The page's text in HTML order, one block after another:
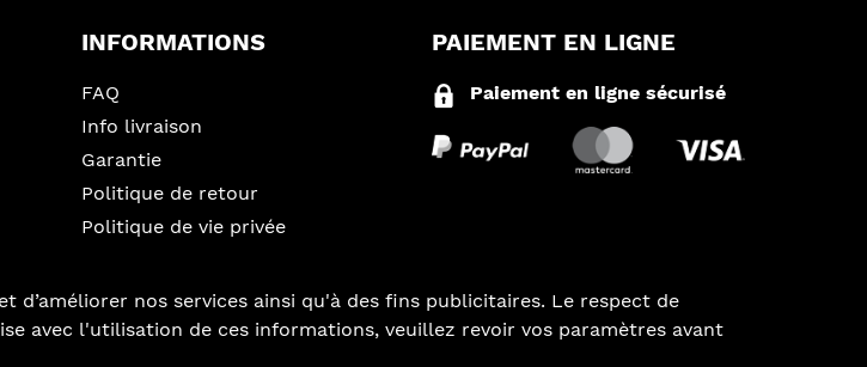
INFORMATIONS
FAQ
Info livraison
Garantie
Politique de retour
Politique de vie privée
PAIEMENT EN LIGNE
Paiement en ligne sécurisé
nos services ainsi qu'à des fins publicitaires. Le respect de
avec l'utilisation de ces informations, veuillez revoir vos paramètres avant